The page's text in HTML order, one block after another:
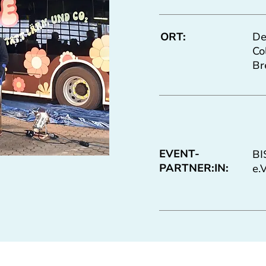
ORT:
EVENT-
PARTNER:IN: